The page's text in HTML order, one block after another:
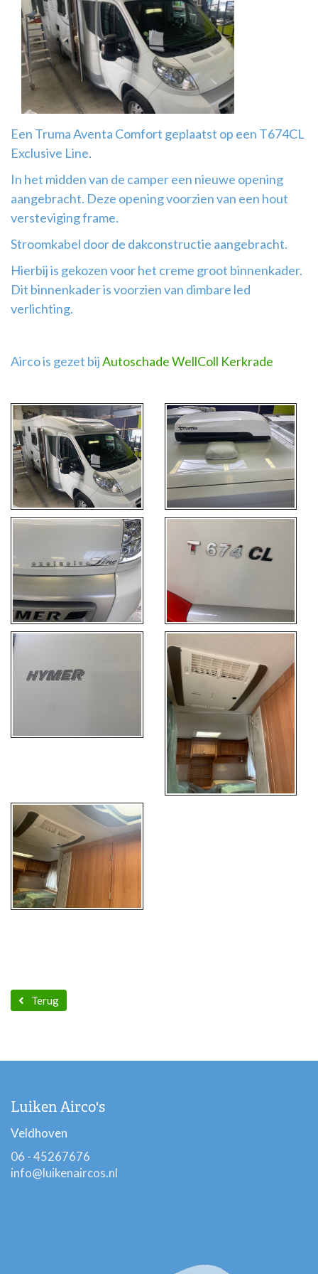
Airco
montage
Een Truma Aventa Comfort geplaatst op een T674CL
Exclusive Line.
In het midden van de camper een nieuwe opening
aangebracht. Deze opening voorzien van een hout
versteviging frame.
Stroomkabel door de dakconstructie aangebracht.
Hierbij is gekozen voor het creme groot binnenkader.
Dit binnenkader is voorzien van dimbare led
verlichting.
Airco is gezet bijAutoschade WellColl Kerkrade
Terug
Luiken Airco's
Veldhoven
06 - 45267676
info@luikenaircos.nl